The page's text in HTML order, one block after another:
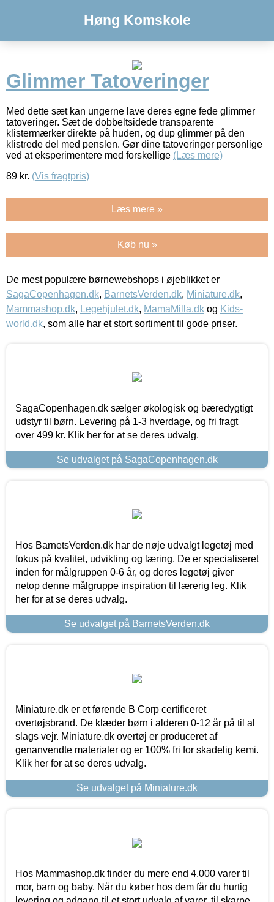
Høng Komskole
Glimmer Tatoveringer
Med dette sæt kan ungerne lave deres egne fede glimmer
tatoveringer. Sæt de dobbeltsidede transparente
klistermærker direkte på huden, og dup glimmer på den
klistrede del med penslen. Gør dine tatoveringer personlige
ved at eksperimentere med forskellige (Læs mere)
89 kr. (Vis fragtpris)
Læs mere »
Køb nu »
De mest populære børnewebshops i øjeblikket er
SagaCopenhagen.dk, BarnetsVerden.dk, Miniature.dk,
Mammashop.dk, Legehjulet.dk, MamaMilla.dk og Kids-
world.dk, som alle har et stort sortiment til gode priser.
SagaCopenhagen.dk sælger økologisk og bæredygtigt
udstyr til børn. Levering på 1-3 hverdage, og fri fragt
over 499 kr. Klik her for at se deres udvalg.
Se udvalget på SagaCopenhagen.dk
Hos BarnetsVerden.dk har de nøje udvalgt legetøj med
fokus på kvalitet, udvikling og læring. De er specialiseret
inden for målgruppen 0-6 år, og deres legetøj giver
netop denne målgruppe inspiration til lærerig leg. Klik
her for at se deres udvalg.
Se udvalget på BarnetsVerden.dk
Miniature.dk er et førende B Corp certificeret
overtøjsbrand. De klæder børn i alderen 0-12 år på til al
slags vejr. Miniature.dk overtøj er produceret af
genanvendte materialer og er 100% fri for skadelig kemi.
Klik her for at se deres udvalg.
Se udvalget på Miniature.dk
Hos Mammashop.dk finder du mere end 4.000 varer til
mor, barn og baby. Når du køber hos dem får du hurtig